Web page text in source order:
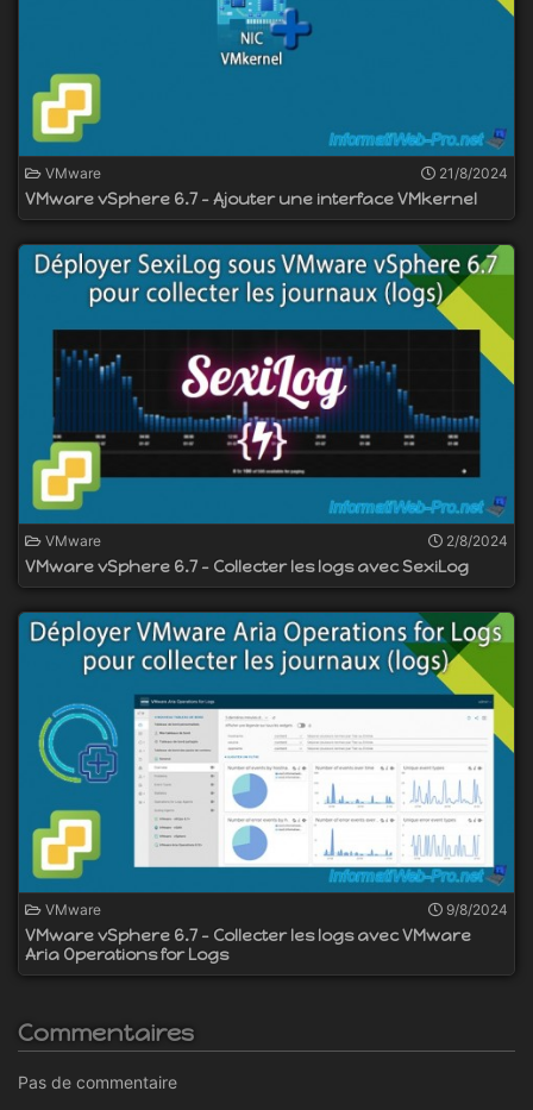
VMware 21/8/2024
VMware vSphere 6.7 - Ajouter une interface VMkernel
VMware 2/8/2024
VMware vSphere 6.7 - Collecter les logs avec SexiLog
VMware 9/8/2024
VMware vSphere 6.7 - Collecter les logs avec VMware
Aria Operations for Logs
Commentaires
Pas de commentaire